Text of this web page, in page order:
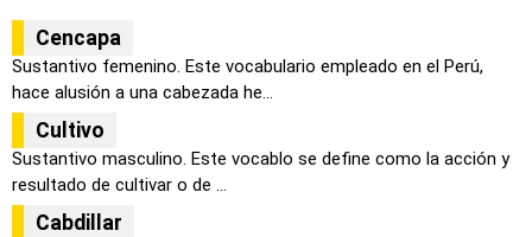
Cencapa
Sustantivo femenino. Este vocabulario empleado en el Perú,
hace alusión a una cabezada he...
Cultivo
Sustantivo masculino. Este vocablo se define como la acción y
resultado de cultivar o de ...
Cabdillar